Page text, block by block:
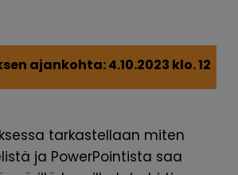
ajankohta: 4.10.2023 klo. 12
tarkastellaan miten
ja PowerPointista saa